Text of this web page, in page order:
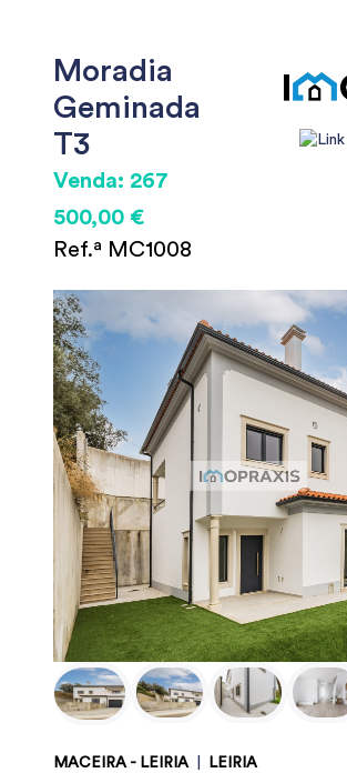
Moradia
Geminada
T3
Venda: 267
500,00 €
Ref.ª MC1008
MACEIRA - LEIRIA LEIRIA